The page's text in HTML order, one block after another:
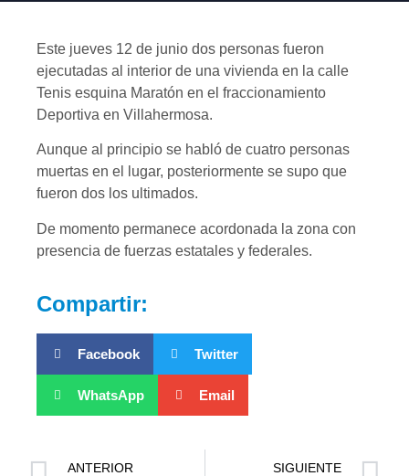
Este jueves 12 de junio dos personas fueron
ejecutadas al interior de una vivienda en la calle
Tenis esquina Maratón en el fraccionamiento
Deportiva en Villahermosa.
Aunque al principio se habló de cuatro personas
muertas en el lugar, posteriormente se supo que
fueron dos los ultimados.
De momento permanece acordonada la zona con
presencia de fuerzas estatales y federales.
Compartir:
Facebook Twitter
WhatsApp Email
ANTERIOR
SIGUIENTE